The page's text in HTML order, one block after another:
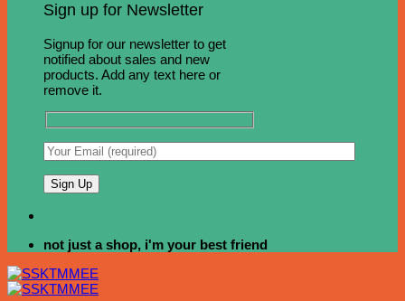
Sign up for Newsletter
Signup for our newsletter to get
notified about sales and new
products. Add any text here or
remove it.
not just a shop, i'm your best friend